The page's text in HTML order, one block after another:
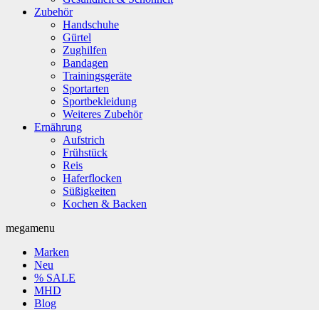
Zubehör
Handschuhe
Gürtel
Zughilfen
Bandagen
Trainingsgeräte
Sportarten
Sportbekleidung
Weiteres Zubehör
Ernährung
Aufstrich
Frühstück
Reis
Haferflocken
Süßigkeiten
Kochen & Backen
megamenu
Marken
Neu
% SALE
MHD
Blog